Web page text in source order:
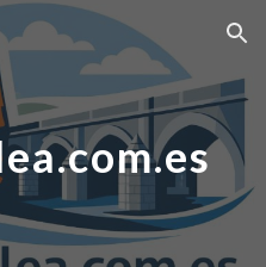
Skip to navigation